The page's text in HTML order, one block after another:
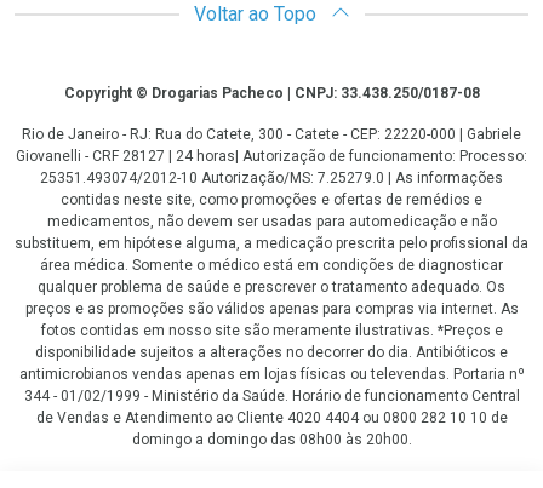
Voltar ao Topo
CopyrightCopyright © Drogarias Pacheco | CNPJ: 33.438.250/0187-08
Rio de Janeiro - RJ: Rua do Catete, 300 - Catete - CEP: 22220-000 | Gabriele
Giovanelli - CRF 28127 | 24 horas| Autorização de funcionamento: Processo:
25351.493074/2012-10 Autorização/MS: 7.25279.0 | As informações
contidas neste site, como promoções e ofertas de remédios e
medicamentos, não devem ser usadas para automedicação e não
substituem, em hipótese alguma, a medicação prescrita pelo profissional da
área médica. Somente o médico está em condições de diagnosticar
qualquer problema de saúde e prescrever o tratamento adequado. Os
preços e as promoções são válidos apenas para compras via internet. As
fotos contidas em nosso site são meramente ilustrativas. *Preços e
disponibilidade sujeitos a alterações no decorrer do dia. Antibióticos e
antimicrobianos vendas apenas em lojas físicas ou televendas. Portaria nº
344 - 01/02/1999 - Ministério da Saúde. Horário de funcionamento Central
de Vendas e Atendimento ao Cliente 4020 4404 ou 0800 282 10 10 de
domingo a domingo das 08h00 às 20h00.